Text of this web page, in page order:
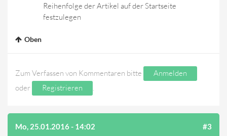
Reihenfolge der Artikel auf der Startseite
festzulegen
Oben
Zum Verfassen von Kommentaren bitte
Anmelden
oder
Registrieren .
Mo, 25.01.2016 - 14:02 #3